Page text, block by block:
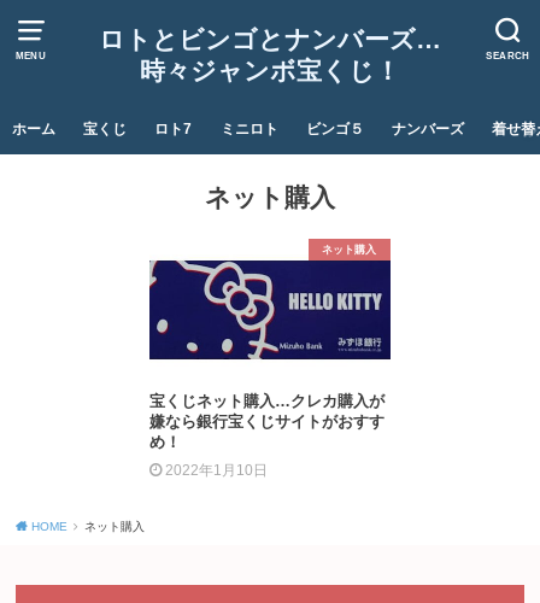
MENU SEARCH
ロトとビンゴとナンバーズ…
時々ジャンボ宝くじ！
ホーム 宝くじ ロト7 ミニロト ビンゴ５ ナンバーズ 着せ替
ネット購入
ネット購入
宝くじネット購入…クレカ購入が
嫌なら銀行宝くじサイトがおすす
め！
2022年1月10日
HOME ネット購入